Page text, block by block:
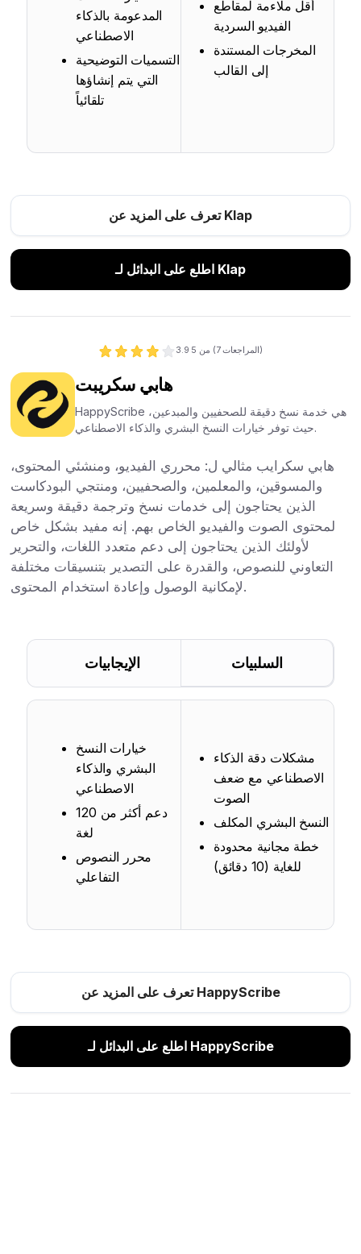
المدعومة بالذكاء
الاصطناعي
التسميات التوضيحية
التي يتم إنشاؤها
تلقائياً
أقل ملاءمة لمقاطع
الفيديو السردية
المخرجات المستندة
إلى القالب
تعرف على المزيد عن Klap
اطلع على البدائل لـ Klap
3.9 من 5 (7 المراجعات)
هابي سكريبت
HappyScribe هي خدمة نسخ دقيقة للصحفيين والمبدعين،
حيث توفر خيارات النسخ البشري والذكاء الاصطناعي.
هابي سكرايب مثالي ل: محرري الفيديو، ومنشئي المحتوى،
والمسوقين، والمعلمين، والصحفيين، ومنتجي البودكاست
الذين يحتاجون إلى خدمات نسخ وترجمة دقيقة وسريعة
لمحتوى الصوت والفيديو الخاص بهم. إنه مفيد بشكل خاص
لأولئك الذين يحتاجون إلى دعم متعدد اللغات، والتحرير
التعاوني للنصوص، والقدرة على التصدير بتنسيقات مختلفة
لإمكانية الوصول وإعادة استخدام المحتوى.
الإيجابيات السلبيات
خيارات النسخ
البشري والذكاء
الاصطناعي
دعم أكثر من 120
لغة
محرر النصوص
التفاعلي
مشكلات دقة الذكاء
الاصطناعي مع ضعف
الصوت
النسخ البشري المكلف
خطة مجانية محدودة
للغاية (10 دقائق)
تعرف على المزيد عن HappyScribe
اطلع على البدائل لـ HappyScribe